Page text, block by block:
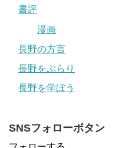
書評
漫画
長野の方言
長野をぶらり
長野を学ぼう
SNSフォローボタン